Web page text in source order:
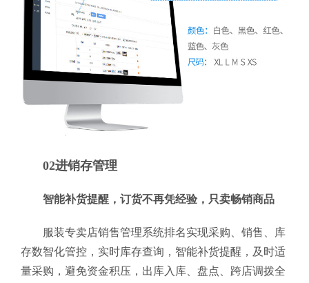
02进销存管理
智能补货提醒，订货不再凭经验，只卖畅销商品
服装专卖店销售管理系统排名实现采购、销售、库
存数智化管控，实时库存查询，智能补货提醒，及时适
量采购，避免资金积压，出库入库、盘点、跨店调拨全